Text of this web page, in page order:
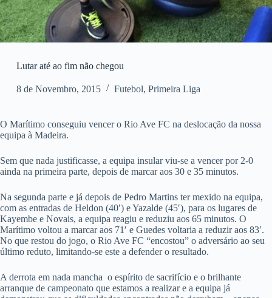
Lutar até ao fim não chegou
8 de Novembro, 2015 Futebol, Primeira Liga
O Marítimo conseguiu vencer o Rio Ave FC na deslocação da nossa
equipa à Madeira.
Sem que nada justificasse, a equipa insular viu-se a vencer por 2-0
ainda na primeira parte, depois de marcar aos 30 e 35 minutos.
Na segunda parte e já depois de Pedro Martins ter mexido na equipa,
com as entradas de Heldon (40′) e Yazalde (45′), para os lugares de
Kayembe e Novais, a equipa reagiu e reduziu aos 65 minutos. O
Marítimo voltou a marcar aos 71′ e Guedes voltaria a reduzir aos 83′.
No que restou do jogo, o Rio Ave FC “encostou” o adversário ao seu
último reduto, limitando-se este a defender o resultado.
A derrota em nada mancha o espírito de sacrifício e o brilhante
arranque de campeonato que estamos a realizar e a equipa já